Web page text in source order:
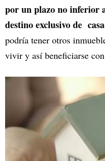
por un plazo no inferior
destino exclusivo de
podría tener otros
vivir y así beneficiarse